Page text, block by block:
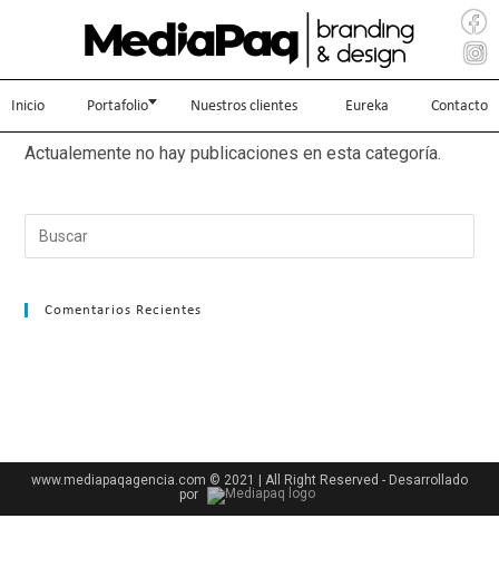
Inicio Portafolio Nuestros clientes Eureka Contacto
Actualemente no hay publicaciones en esta categoría.
Comentarios Recientes
www.mediapaqagencia.com © 2021 | All Right Reserved - Desarrollado
por